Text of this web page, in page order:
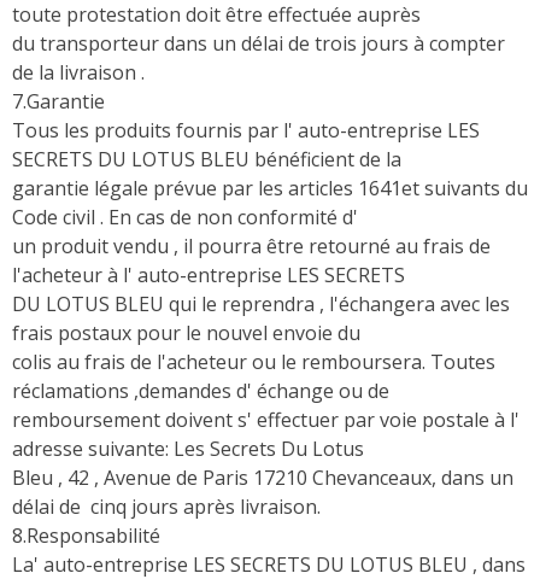
toute protestation doit être effectuée auprès
du transporteur dans un délai de trois jours à compter
de la livraison .
7.Garantie
Tous les produits fournis par l' auto-entreprise LES
SECRETS DU LOTUS BLEU bénéficient de la
garantie légale prévue par les articles 1641et suivants du
Code civil . En cas de non conformité d'
un produit vendu , il pourra être retourné au frais de
l'acheteur à l' auto-entreprise LES SECRETS
DU LOTUS BLEU qui le reprendra , l'échangera avec les
frais postaux pour le nouvel envoie du
colis au frais de l'acheteur ou le remboursera. Toutes
réclamations ,demandes d' échange ou de
remboursement doivent s' effectuer par voie postale à l'
adresse suivante: Les Secrets Du Lotus
Bleu , 42 , Avenue de Paris 17210 Chevanceaux, dans un
délai de cinq jours après livraison.
8.Responsabilité
La' auto-entreprise LES SECRETS DU LOTUS BLEU , dans